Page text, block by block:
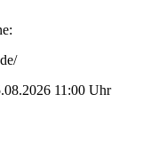
11:00 Uhr